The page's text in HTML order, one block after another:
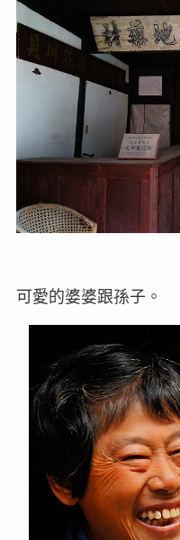
可愛的婆婆跟孫子。